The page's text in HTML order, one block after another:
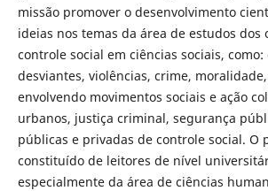
missão promover o desenvolvimento
ideias nos temas da área de estudos dos
controle social em ciências sociais,
desviantes, violências, crime,
envolvendo movimentos sociais e ação
urbanos, justiça criminal, segurança
públicas e privadas de controle social. O
constituído de leitores de nível
especialmente da área de ciências